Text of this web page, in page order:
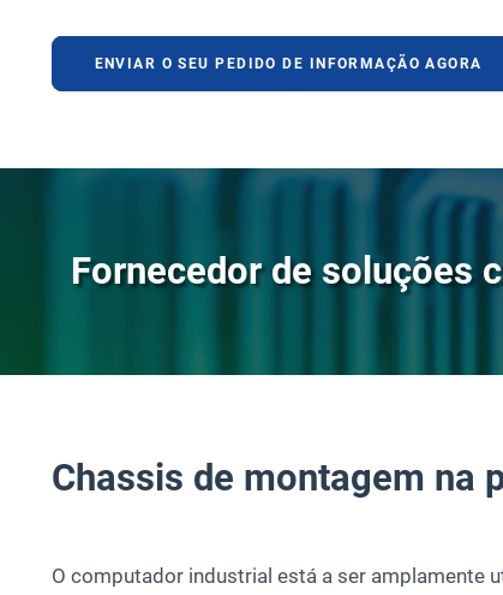
ENVIAR O SEU PEDIDO DE INFORMAÇÃO AGORA
Fornecedor de soluções
Chassis de montagem na
O computador industrial está a ser amplamente